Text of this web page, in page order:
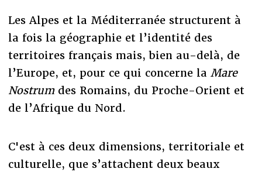
Les Alpes et la Méditerranée structurent à
la fois la géographie et l’identité des
territoires français mais, bien au-delà, de
l’Europe, et, pour ce qui concerne la Mare
Nostrumdes Romains, du Proche-Orient et
de l’Afrique du Nord.
C'est à ces deux dimensions, territoriale et
culturelle, que s’attachent deux beaux